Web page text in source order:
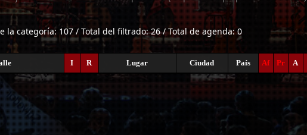
la categoría: 107 / Total del filtrado: 26 / Total de agenda: 0
I R Lugar Ciudad País Af Pr A